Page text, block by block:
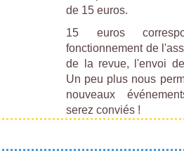
de 15 euros.
15 euros
fonctionnement de
de la revue, l'envoi
Un peu plus nous
nouveaux
serez conviés !